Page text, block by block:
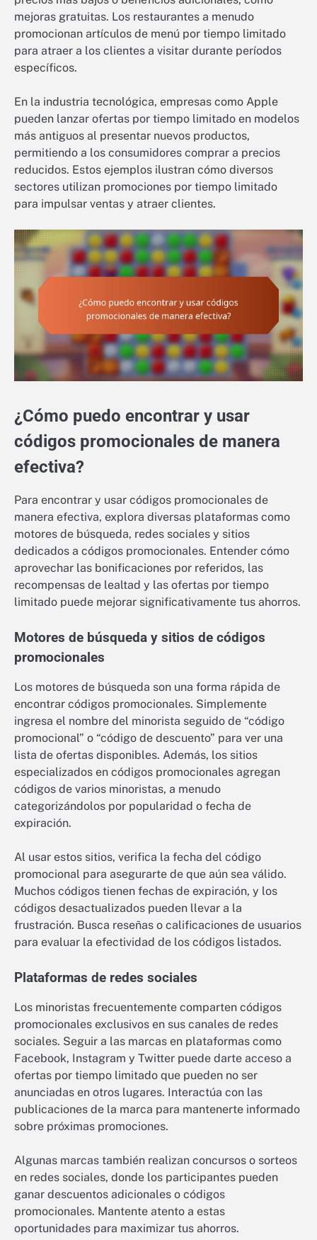
mejoras gratuitas. Los restaurantes a menudo
promocionan artículos de menú por tiempo limitado
para atraer a los clientes a visitar durante períodos
específicos.
En la industria tecnológica, empresas como Apple
pueden lanzar ofertas por tiempo limitado en modelos
más antiguos al presentar nuevos productos,
permitiendo a los consumidores comprar a precios
reducidos. Estos ejemplos ilustran cómo diversos
sectores utilizan promociones por tiempo limitado
para impulsar ventas y atraer clientes.
¿Cómo puedo encontrar y usar
códigos promocionales de manera
efectiva?
Para encontrar y usar códigos promocionales de
manera efectiva, explora diversas plataformas como
motores de búsqueda, redes sociales y sitios
dedicados a códigos promocionales. Entender cómo
aprovechar las bonificaciones por referidos, las
recompensas de lealtad y las ofertas por tiempo
limitado puede mejorar significativamente tus ahorros.
Motores de búsqueda y sitios de códigos
promocionales
Los motores de búsqueda son una forma rápida de
encontrar códigos promocionales. Simplemente
ingresa el nombre del minorista seguido de “código
promocional” o “código de descuento” para ver una
lista de ofertas disponibles. Además, los sitios
especializados en códigos promocionales agregan
códigos de varios minoristas, a menudo
categorizándolos por popularidad o fecha de
expiración.
Al usar estos sitios, verifica la fecha del código
promocional para asegurarte de que aún sea válido.
Muchos códigos tienen fechas de expiración, y los
códigos desactualizados pueden llevar a la
frustración. Busca reseñas o calificaciones de usuarios
para evaluar la efectividad de los códigos listados.
Plataformas de redes sociales
Los minoristas frecuentemente comparten códigos
promocionales exclusivos en sus canales de redes
sociales. Seguir a las marcas en plataformas como
Facebook, Instagram y Twitter puede darte acceso a
ofertas por tiempo limitado que pueden no ser
anunciadas en otros lugares. Interactúa con las
publicaciones de la marca para mantenerte informado
sobre próximas promociones.
Algunas marcas también realizan concursos o sorteos
en redes sociales, donde los participantes pueden
ganar descuentos adicionales o códigos
promocionales. Mantente atento a estas
oportunidades para maximizar tus ahorros.